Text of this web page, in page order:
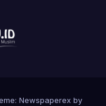
Newspaperex by